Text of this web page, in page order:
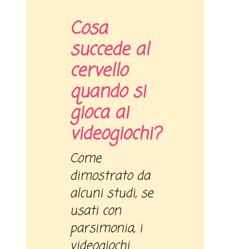
Cosa
succede al
cervello
quando si
gioca ai
videogiochi?
Come
dimostrato da
alcuni studi, se
usati con
parsimonia, i